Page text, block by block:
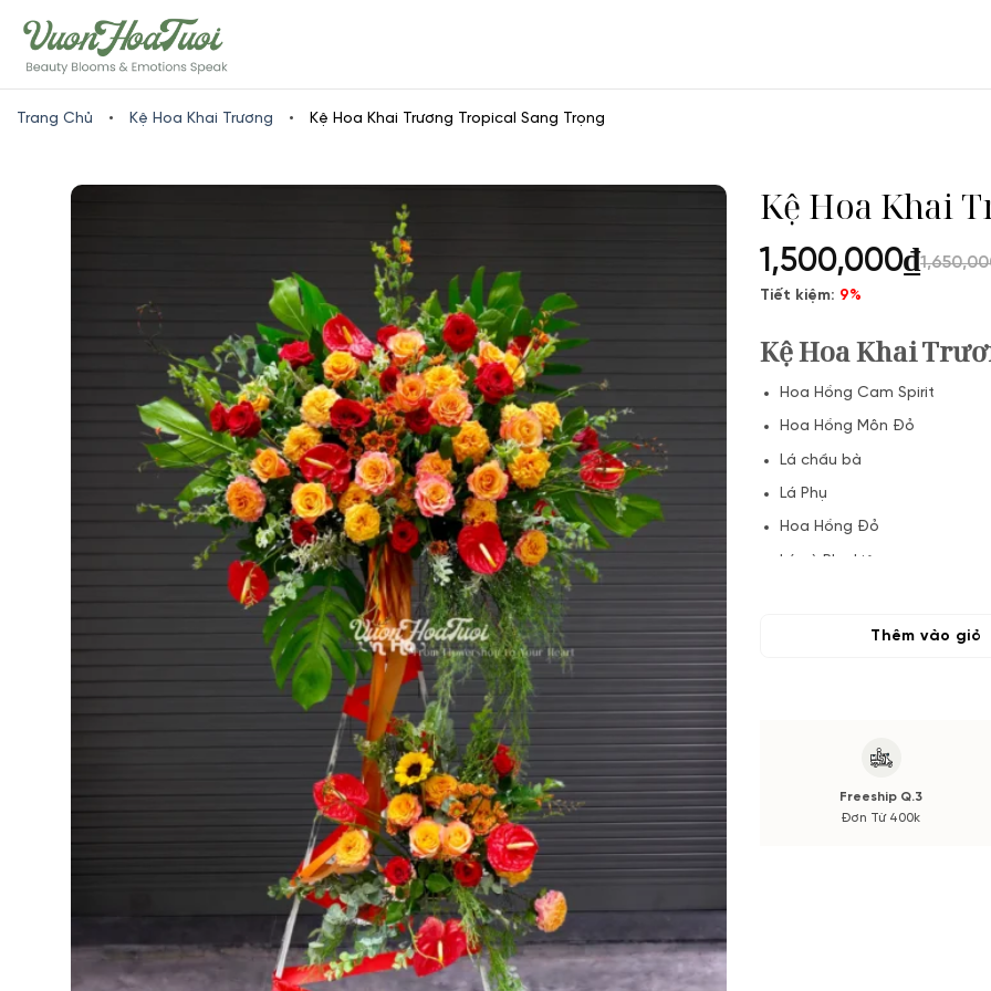
to
content
Trang Chủ • Kệ Hoa Khai Trương • Kệ Hoa Khai Trương Tropical Sang Trọng
Kệ Hoa Khai
1,500,000₫
Tiết kiệm: 9%
Kệ Hoa Khai
Hoa Hồng Cam Spirit
Hoa Hồng Môn Đỏ
Lá chầu bà
Lá Phụ
Hoa Hồng Đỏ
Lá và Phụ kiện
Hoa phụ có thể thay đổi theo
màu sắc. Nếu có thay đổi về
Thêm vào giỏ
Freeship Q.3
Đơn Từ 400k